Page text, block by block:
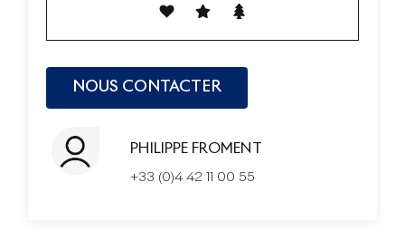
PHILIPPE FROMENT
+33 (0)4 42 11 00 55